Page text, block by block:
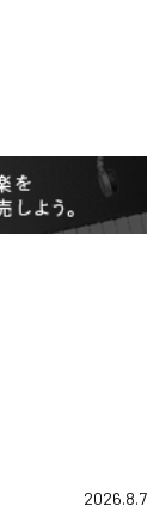
2026.8.7